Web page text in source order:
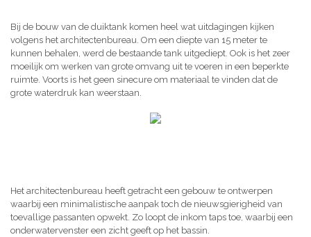
Bij de bouw van de duiktank komen heel wat uitdagingen kijken
volgens het architectenbureau. Om een diepte van 15 meter te
kunnen behalen, werd de bestaande tank uitgediept. Ook is het zeer
moeilijk om werken van grote omvang uit te voeren in een beperkte
ruimte. Voorts is het geen sinecure om materiaal te vinden dat de
grote waterdruk kan weerstaan.
Het architectenbureau heeft getracht een gebouw te ontwerpen
waarbij een minimalistische aanpak toch de nieuwsgierigheid van
toevallige passanten opwekt. Zo loopt de inkom taps toe, waarbij een
onderwatervenster een zicht geeft op het bassin.